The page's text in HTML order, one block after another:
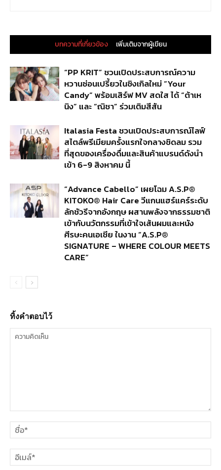
บทความที่เกี่ยวข้อง เพิ่มเติมจากผู้เขียน
“PP KRIT” ชวนเปิดประสบการณ์ความ
หวานซ่อนเปรี้ยวในซิงเกิลใหม่ “Your
Candy” พร้อมเสิร์ฟ MV สดใส ได้ “ต้าเห
นิง” และ “ณิชา” ร่วมเติมสีสัน
Italasia Festa ชวนเปิดประสบการณ์ไลฟ์
สไตล์พรีเมียมครั้งแรกใจกลางชิดลม รวม
ที่สุดของเครื่องดื่มและสินค้าแบรนด์ดังนำ
เข้า 6-9 สิงหาคม นี้
“Advance Cabello” เผยโฉม A.S.P®
KITOKO® Hair Care วีแกนแฮร์แคร์ระดับ
ลักชัวรีจากอังกฤษ ผสานพลังจากธรรมชาติ
เข้ากับนวัตกรรมที่เข้าใจเส้นผมและหนัง
ศีรษะคนเอเชีย ในงาน “A.S.P®
SIGNATURE – WHERE COLOUR MEETS
CARE”
ทิ้งคำตอบไว้